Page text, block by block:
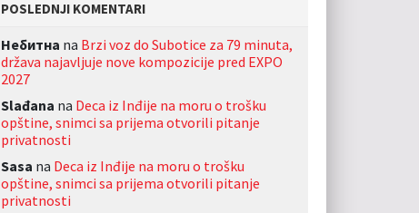
POSLEDNJI KOMENTARI
Небитна na Brzi voz do Subotice za 79 minuta,
država najavljuje nove kompozicije pred EXPO
2027
Slađana na Deca iz Inđije na moru o trošku
opštine, snimci sa prijema otvorili pitanje
privatnosti
Sasa na Deca iz Inđije na moru o trošku
opštine, snimci sa prijema otvorili pitanje
privatnosti